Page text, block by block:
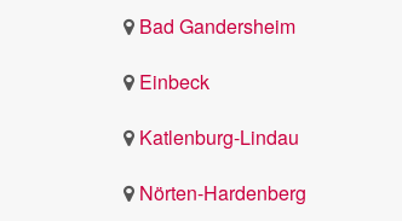
Bad Gandersheim
Einbeck
Katlenburg-Lindau
Nörten-Hardenberg